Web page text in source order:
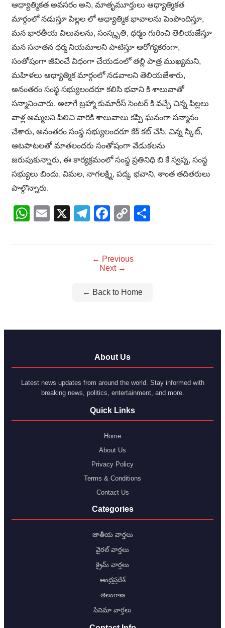
ఆధ్యాత్మికత అవసరం అని, మాతృమూర్తులు ఆధ్యాత్మికత
మార్గంలో నడుస్తూ పిల్లల లో ఆధ్యాత్మిక భావాలను పెంపొందిస్తూ,
మన భారతీయ విలువలను, సంస్కృతి, ధర్మం గురించి తెలియజేస్తూ
మన సనాతన ధర్మ నియమాలని పాటిస్తూ ఆరోగ్యకరంగా,
సంతోషంగా జీవించే విధంగా చేయడంలో తల్లి పాత్ర ముఖ్యమని,
మహిళలు ఆధ్యాత్మిక మార్గంలో నడవాలని తెలియజేశారు,
అనంతరం సంస్థ సభ్యులందరూ కలిసి భవాని కి శాలువాతో
సన్మానించారు. అలాగే బ్రహ్మా కుమారీస్ సెంటర్ కి వచ్చే చిన్న పిల్లలు
వాళ్ల అమ్మలని పిలిచి వారికి శాలువాలు కప్పి ఘనంగా సన్మానం
చేశారు, అనంతరం సంస్థ సభ్యులందరూ కేక్ కట్ చేసి, చిన్న స్కిట్,
ఆటపాటలతో మాతలందరు సంతోషంగా వేడుకలను
జరుపుకున్నారు, ఈ కార్యక్రమంలో సంస్థ ప్రతినిధి బి కే స్వప్న, సంస్థ
సభ్యులు బిందు, విమల, నాగలక్ష్మి, పద్మ, భవాని, శాంత తదితరులు
పాల్గొన్నారు.
WhatsApp
Email
X Telegram
Facebook
Copy
← Previous
Next →
← Back to Home
About Us
Latest news updates from around the world. Stay informed with
breaking news, politics, entertainment, and more.
Quick Links
Home
About Us
Privacy Policy
Terms & Conditions
Contact Us
Categories
జాతీయ వార్తలు
వైరల్ వార్తలు
క్రైమ్ వార్తలు
ఆంధ్రప్రదేశ్
తెలంగాణ
సినిమా వార్తలు